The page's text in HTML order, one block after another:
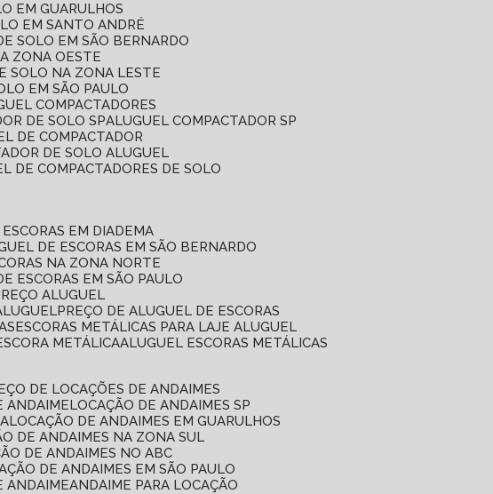
EM GUARULHOS
EM SANTO ANDRÉ
SOLO EM SÃO BERNARDO
ZONA OESTE
SOLO NA ZONA LESTE
EM SÃO PAULO
COMPACTADORES
DE SOLO SP ALUGUEL COMPACTADOR SP
DE COMPACTADOR
DE SOLO ALUGUEL
DE COMPACTADORES DE SOLO
ESCORAS EM DIADEMA
DE ESCORAS EM SÃO BERNARDO
NA ZONA NORTE
ESCORAS EM SÃO PAULO
ALUGUEL
PREÇO DE ALUGUEL DE ESCORAS
ESCORAS METÁLICAS PARA LAJE ALUGUEL
METÁLICA ALUGUEL ESCORAS METÁLICAS
DE LOCAÇÕES DE ANDAIMES
ANDAIME LOCAÇÃO DE ANDAIMES SP
LOCAÇÃO DE ANDAIMES EM GUARULHOS
DE ANDAIMES NA ZONA SUL
DE ANDAIMES NO ABC
DE ANDAIMES EM SÃO PAULO
ANDAIME ANDAIME PARA LOCAÇÃO